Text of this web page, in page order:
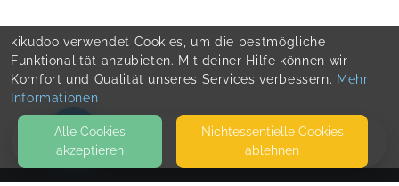
HOME
kikudoo verwendet Cookies, um die bestmögliche
Funktionalität anzubieten. Mit deiner Hilfe können wir
Komfort und Qualität unseres Services verbessern. Mehr
Informationen
Alle Cookies
akzeptieren
Nicht­essentielle Cookies
ablehnen